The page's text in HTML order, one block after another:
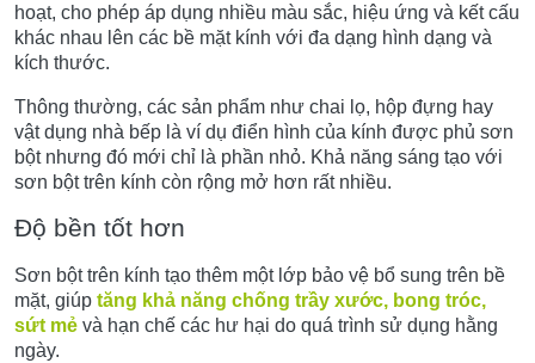
hoạt, cho phép áp dụng nhiều màu sắc, hiệu ứng và kết cấu
khác nhau lên các bề mặt kính với đa dạng hình dạng và
kích thước.
Thông thường, các sản phẩm như chai lọ, hộp đựng hay
vật dụng nhà bếp là ví dụ điển hình của kính được phủ sơn
bột nhưng đó mới chỉ là phần nhỏ. Khả năng sáng tạo với
sơn bột trên kính còn rộng mở hơn rất nhiều.
Độ bền tốt hơn
Sơn bột trên kính tạo thêm một lớp bảo vệ bổ sung trên bề
mặt, giúp tăng khả năng chống trầy xước, bong tróc,
sứt mẻ và hạn chế các hư hại do quá trình sử dụng hằng
ngày.